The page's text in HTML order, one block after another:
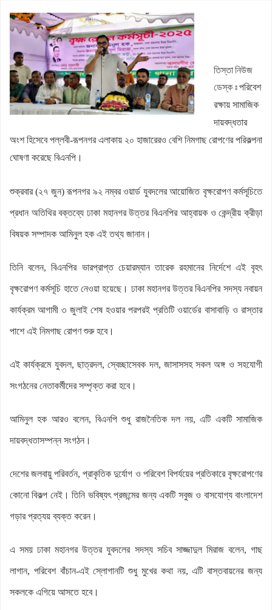
জলঢাকায় স্কুলছাত্রীর রহস্যজনক মৃত্যু
নবম পে স্কেল সরকারি কর্মকর্তা-কর্মচারীদের সুখবর দিলেন অর্থমন্ত্রী
কাজিদের আয় ১৪৪০ কোটি, সরকারের কোষাগারে নেই ১ শতাংশও
রাষ্ট্রপতি নির্বাচনে অংশ নেবে জামায়াত
রাষ্ট্রপতি নির্বাচনে জামায়াত প্রার্থী দেবে কিনা, জানা গেল
তিস্তা নিউজ
ডেস্ক ঃপরিবেশ
রক্ষায় সামাজিক
দায়বদ্ধতার
অংশ হিসেবে পল্লবী-রূপনগর এলাকায় ২০ হাজারেরও বেশি নিমগাছ রোপণের পরিকল্পনা
ঘোষণা করেছে বিএনপি।
শুক্রবার (২৭ জুন) রূপনগর ৯২ নম্বর ওয়ার্ড যুবদলের আয়োজিত বৃক্ষরোপণ কর্মসূচিতে
প্রধান অতিথির বক্তব্যে ঢাকা মহানগর উত্তর বিএনপির আহ্বায়ক ও কেন্দ্রীয় ক্রীড়া
বিষয়ক সম্পাদক আমিনুল হক এই তথ্য জানান।
তিনি বলেন, বিএনপির ভারপ্রাপ্ত চেয়ারম্যান তারেক রহমানের নির্দেশে এই বৃহৎ
বৃক্ষরোপণ কর্মসূচি হাতে নেওয়া হয়েছে। ঢাকা মহানগর উত্তর বিএনপির সদস্য নবায়ন
কার্যক্রম আগামী ৩ জুলাই শেষ হওয়ার পরপরই প্রতিটি ওয়ার্ডের বাসাবাড়ি ও রাস্তার
পাশে এই নিমগাছ রোপণ শুরু হবে।
এই কার্যক্রমে যুবদল, ছাত্রদল, স্বেচ্ছাসেবক দল, জাসাসসহ সকল অঙ্গ ও সহযোগী
সংগঠনের নেতাকর্মীদের সম্পৃক্ত করা হবে।
আমিনুল হক আরও বলেন, বিএনপি শুধু রাজনৈতিক দল নয়, এটি একটি সামাজিক
দায়বদ্ধতাসম্পন্ন সংগঠন।
দেশের জলবায়ু পরিবর্তন, প্রাকৃতিক দুর্যোগ ও পরিবেশ বিপর্যয়ের প্রতিকারে বৃক্ষরোপণের
কোনো বিকল্প নেই। তিনি ভবিষ্যৎ প্রজন্মের জন্য একটি সবুজ ও বাসযোগ্য বাংলাদেশ
গড়ার প্রত্যয় ব্যক্ত করেন।
এ সময় ঢাকা মহানগর উত্তর যুবদলের সদস্য সচিব সাজ্জাদুল মিরাজ বলেন, গাছ
লাগান, পরিবেশ বাঁচান-এই স্লোগানটি শুধু মুখের কথা নয়, এটি বাস্তবায়নের জন্য
সকলকে এগিয়ে আসতে হবে।